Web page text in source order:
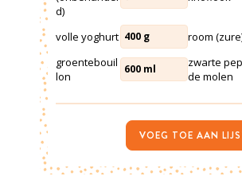
d)
volle yoghurt 400 g room
groentebouil
lon
600 ml
zwarte
de molen
VOEG TOE AAN